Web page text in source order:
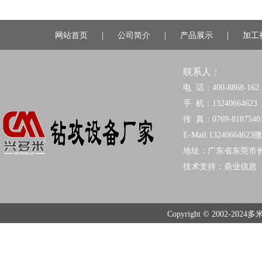
网站首页 | 公司简介 | 产品展示 | 加
联系人：
电 话：400-8868-162
手 机：13240664623
传 真：0769-
E-Mail:13240664623
地址：广东省东莞市
技术支持： 鼎业信息
Copyright © 2002-2024多